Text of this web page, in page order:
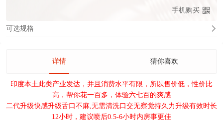
手机购买
可选规格
详情 猜你喜欢
印度本土此类产业发达，并且消费水平有限，所以售价低，性价比
高，帮你花一百多，体验六七百的爽感
二代升级快感升级舌口不麻,无需清洗口交无察觉持久力升级有效时长
12小时，建议喷后0.5-6小时内房事更佳